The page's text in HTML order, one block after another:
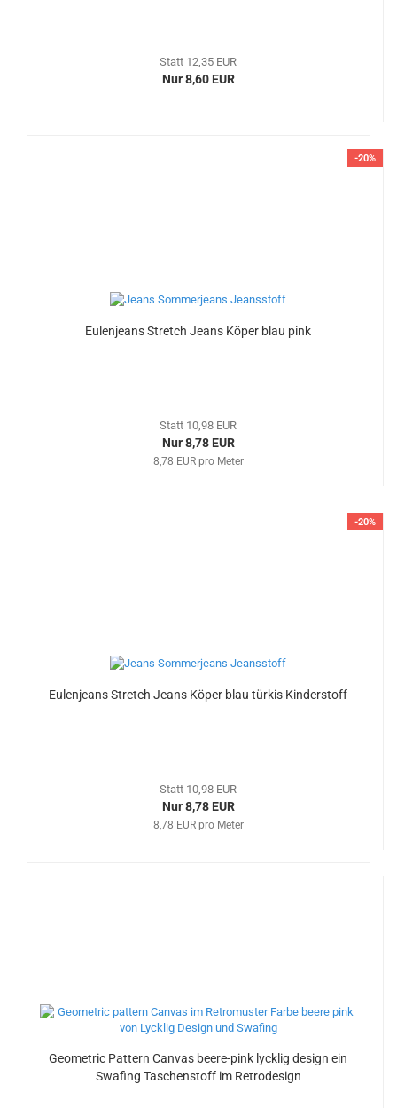
Statt 12,35 EUR
Nur 8,60 EUR
-20%
Eulenjeans Stretch Jeans Köper blau pink
Statt 10,98 EUR
Nur 8,78 EUR
8,78 EUR pro Meter
-20%
Eulenjeans Stretch Jeans Köper blau türkis Kinderstoff
Statt 10,98 EUR
Nur 8,78 EUR
8,78 EUR pro Meter
Geometric Pattern Canvas beere-pink lycklig design ein
Swafing Taschenstoff im Retrodesign